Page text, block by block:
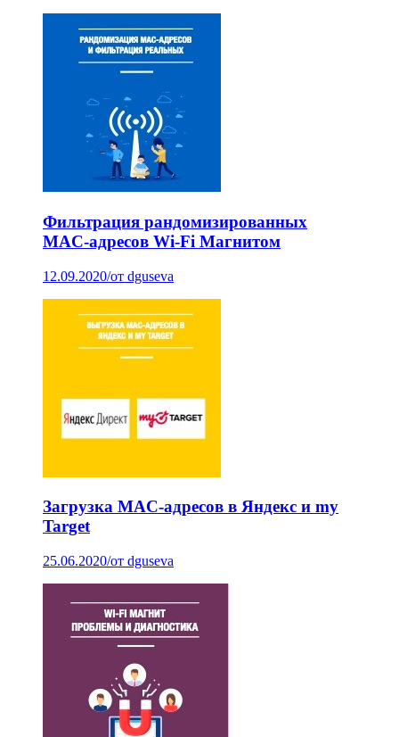
Фильтрация рандомизированных
MAC-адресов Wi-Fi Магнитом
12.09.2020/от dguseva
Загрузка MAC-адресов в Яндекс и my
Target
25.06.2020/от dguseva